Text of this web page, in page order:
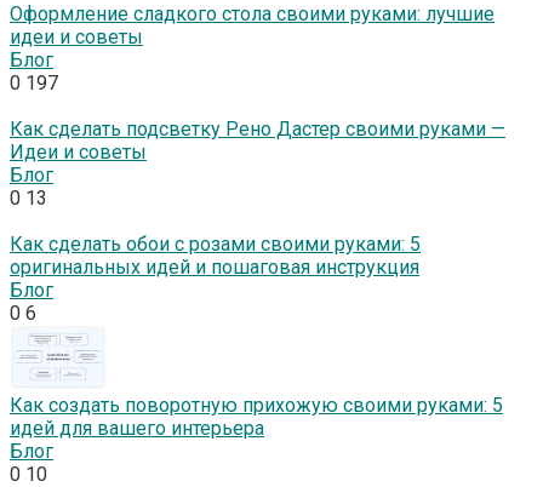
Оформление сладкого стола своими руками: лучшие
идеи и советы
Блог
0 197
Как сделать подсветку Рено Дастер своими руками —
Идеи и советы
Блог
0 13
Как сделать обои с розами своими руками: 5
оригинальных идей и пошаговая инструкция
Блог
0 6
Как создать поворотную прихожую своими руками: 5
идей для вашего интерьера
Блог
0 10